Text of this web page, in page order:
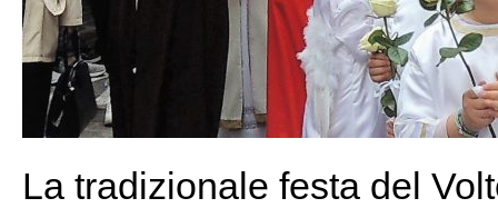
La tradizionale festa del